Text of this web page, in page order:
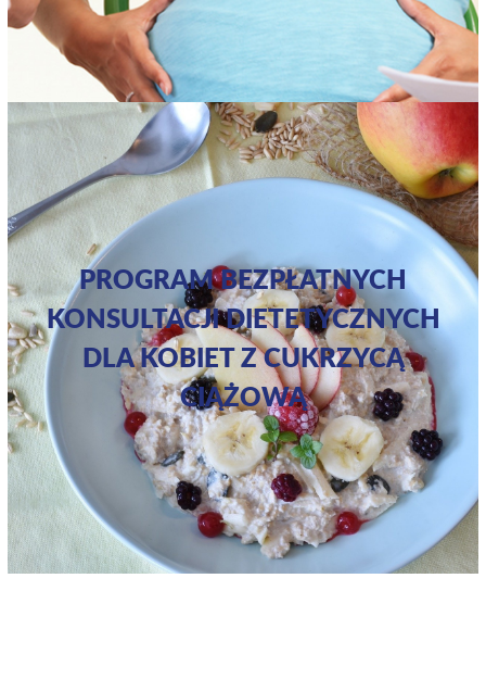
PROGRAM BEZPŁATNYCH
KONSULTACJI DIETETYCZNYCH
DLA KOBIET Z CUKRZYCĄ
CIĄŻOWĄ